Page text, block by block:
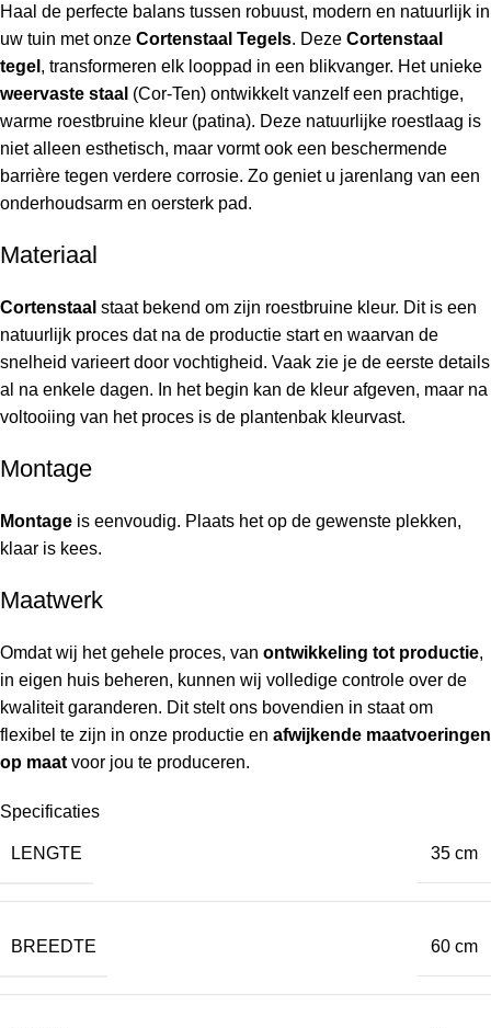
Haal de perfecte balans tussen robuust, modern en natuurlijk in
uw tuin met onze Cortenstaal Tegels. Deze Cortenstaal
tegel , transformeren elk looppad in een blikvanger. Het unieke
weervaste staal (Cor-Ten) ontwikkelt vanzelf een prachtige,
warme roestbruine kleur (patina). Deze natuurlijke roestlaag is
niet alleen esthetisch, maar vormt ook een beschermende
barrière tegen verdere corrosie. Zo geniet u jarenlang van een
onderhoudsarm en oersterk pad.
Materiaal
Cortenstaal staat bekend om zijn roestbruine kleur. Dit is een
natuurlijk proces dat na de productie start en waarvan de
snelheid varieert door vochtigheid. Vaak zie je de eerste details
al na enkele dagen. In het begin kan de kleur afgeven, maar na
voltooiing van het proces is de plantenbak kleurvast.
Montage
Montage is eenvoudig. Plaats het op de gewenste plekken,
klaar is kees.
Maatwerk
Omdat wij het gehele proces, van ontwikkeling tot productie,
in eigen huis beheren, kunnen wij volledige controle over de
kwaliteit garanderen. Dit stelt ons bovendien in staat om
flexibel te zijn in onze productie en afwijkende maatvoeringen
op maat voor jou te produceren.
Specificaties
LENGTE 35 cm
BREEDTE 60 cm